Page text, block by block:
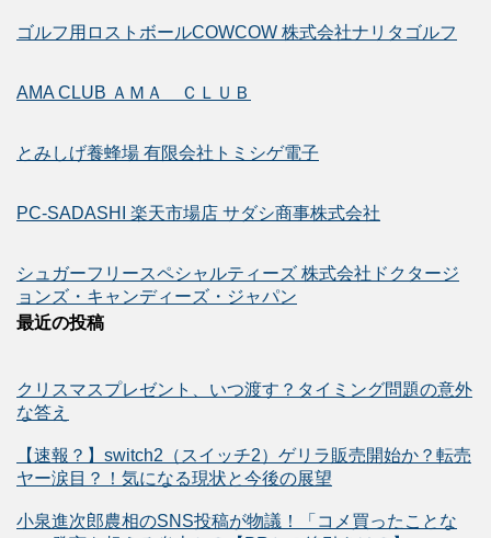
ゴルフ用ロストボールCOWCOW 株式会社ナリタゴルフ
AMA CLUB ＡＭＡ ＣＬＵＢ
とみしげ養蜂場 有限会社トミシゲ電子
PC-SADASHI 楽天市場店 サダシ商事株式会社
シュガーフリースペシャルティーズ 株式会社ドクタージ
ョンズ・キャンディーズ・ジャパン
最近の投稿
クリスマスプレゼント、いつ渡す？タイミング問題の意外
な答え
【速報？】switch2（スイッチ2）ゲリラ販売開始か？転売
ヤー涙目？！気になる現状と今後の展望
小泉進次郎農相のSNS投稿が物議！「コメ買ったことな